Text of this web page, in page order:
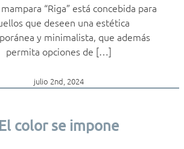
“Riga” está concebida para
que deseen una estética
y minimalista, que además
permita opciones de […]
julio 2nd, 2024
El color se impone